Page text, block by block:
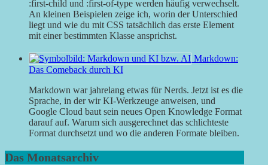
:first-child und :first-of-type werden häufig verwechselt.
An kleinen Beispielen zeige ich, worin der Unterschied
liegt und wie du mit CSS tatsächlich das erste Element
mit einer bestimmten Klasse ansprichst.
Markdown:
Das Comeback durch KI
Markdown war jahrelang etwas für Nerds. Jetzt ist es die
Sprache, in der wir KI-Werkzeuge anweisen, und
Google Cloud baut sein neues Open Knowledge Format
darauf auf. Warum sich ausgerechnet das schlichteste
Format durchsetzt und wo die anderen Formate bleiben.
Das Monatsarchiv